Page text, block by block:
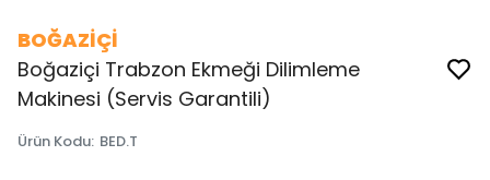
BOĞAZİÇİ
Boğaziçi Trabzon Ekmeği Dilimleme
Makinesi (Servis Garantili)
Ürün Kodu: BED.T